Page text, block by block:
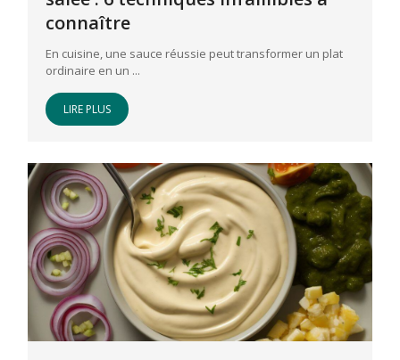
connaître
En cuisine, une sauce réussie peut transformer un plat
ordinaire en un ...
LIRE PLUS